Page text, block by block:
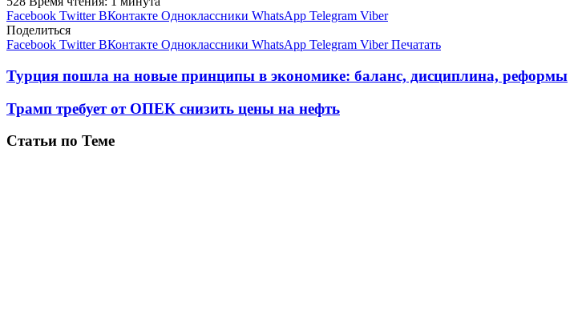
Facebook Twitter ВКонтакте Одноклассники WhatsApp Telegram Viber
Поделиться
Facebook Twitter ВКонтакте Одноклассники WhatsApp Telegram Viber Печатать
Турция пошла на новые принципы в экономике: баланс, дисциплина, реформы
Трамп требует от ОПЕК снизить цены на нефть
Статьи по Теме